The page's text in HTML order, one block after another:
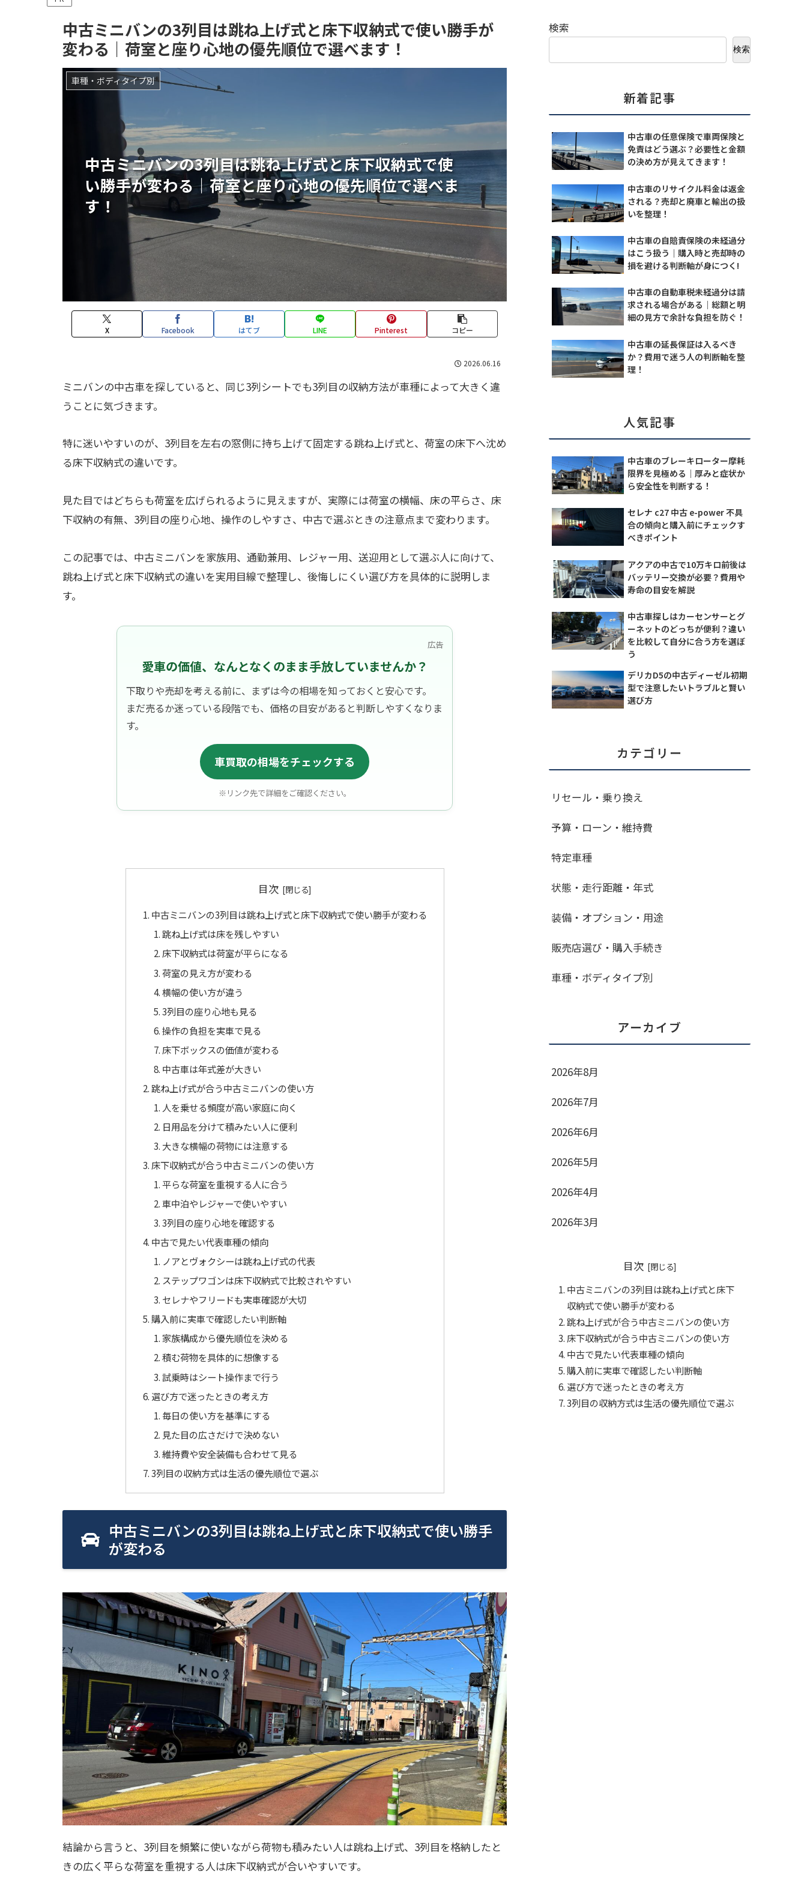
中古ミニバンの3列目は跳ね上げ式と床下収納式で使い勝手が
変わる｜荷室と座り心地の優先順位で選べます！
中古ミニバンの3列目は跳ね上げ式と床下収納式で使
い勝手が変わる｜荷室と座り心地の優先順位で選べま
す！
車種・ボディタイプ別
X Facebook はてブ LINE Pinterest コピー
2026.06.16
ミニバンの中古車を探していると、同じ3列シートでも3列目の収納方法が車種によって大きく違
うことに気づきます。
特に迷いやすいのが、3列目を左右の窓側に持ち上げて固定する跳ね上げ式と、荷室の床下へ沈め
る床下収納式の違いです。
見た目ではどちらも荷室を広げられるように見えますが、実際には荷室の横幅、床の平らさ、床
下収納の有無、3列目の座り心地、操作のしやすさ、中古で選ぶときの注意点まで変わります。
この記事では、中古ミニバンを家族用、通勤兼用、レジャー用、送迎用として選ぶ人に向けて、
跳ね上げ式と床下収納式の違いを実用目線で整理し、後悔しにくい選び方を具体的に説明しま
す。
広告
愛車の価値、なんとなくのまま手放していませんか？
下取りや売却を考える前に、まずは今の相場を知っておくと安心です。
まだ売るか迷っている段階でも、価格の目安があると判断しやすくなりま
す。
車買取の相場をチェックする
※リンク先で詳細をご確認ください。
目次
中古ミニバンの3列目は跳ね上げ式と床下収納式で使い勝手が変わる
跳ね上げ式は床を残しやすい
床下収納式は荷室が平らになる
荷室の見え方が変わる
横幅の使い方が違う
3列目の座り心地も見る
操作の負担を実車で見る
床下ボックスの価値が変わる
中古車は年式差が大きい
跳ね上げ式が合う中古ミニバンの使い方
人を乗せる頻度が高い家庭に向く
日用品を分けて積みたい人に便利
大きな横幅の荷物には注意する
床下収納式が合う中古ミニバンの使い方
平らな荷室を重視する人に合う
車中泊やレジャーで使いやすい
3列目の座り心地を確認する
中古で見たい代表車種の傾向
ノアとヴォクシーは跳ね上げ式の代表
ステップワゴンは床下収納式で比較されやすい
セレナやフリードも実車確認が大切
購入前に実車で確認したい判断軸
家族構成から優先順位を決める
積む荷物を具体的に想像する
試乗時はシート操作まで行う
選び方で迷ったときの考え方
毎日の使い方を基準にする
見た目の広さだけで決めない
維持費や安全装備も合わせて見る
3列目の収納方式は生活の優先順位で選ぶ
中古ミニバンの3列目は跳ね上げ式と床下収納式で使い勝手
が変わる
結論から言うと、3列目を頻繁に使いながら荷物も積みたい人は跳ね上げ式、3列目を格納したと
きの広く平らな荷室を重視する人は床下収納式が合いやすいです。
検索
検索
新着記事
中古車の任意保険で車両保険と
免責はどう選ぶ？必要性と金額
の決め方が見えてきます！
中古車のリサイクル料金は返金
される？売却と廃車と輸出の扱
いを整理！
中古車の自賠責保険の未経過分
はこう扱う｜購入時と売却時の
損を避ける判断軸が身につく!
中古車の自動車税未経過分は請
求される場合がある｜総額と明
細の見方で余計な負担を防ぐ！
中古車の延長保証は入るべき
か？費用で迷う人の判断軸を整
理！
人気記事
中古車のブレーキローター摩耗
限界を見極める｜厚みと症状か
ら安全性を判断する！
セレナ c27 中古 e-power 不具
合の傾向と購入前にチェックす
べきポイント
アクアの中古で10万キロ前後は
バッテリー交換が必要？費用や
寿命の目安を解説
中古車探しはカーセンサーとグ
ーネットのどっちが便利？違い
を比較して自分に合う方を選ぼ
う
デリカD5の中古ディーゼル初期
型で注意したいトラブルと賢い
選び方
カテゴリー
リセール・乗り換え
予算・ローン・維持費
特定車種
状態・走行距離・年式
装備・オプション・用途
販売店選び・購入手続き
車種・ボディタイプ別
アーカイブ
2026年8月
2026年7月
2026年6月
2026年5月
2026年4月
2026年3月
目次
中古ミニバンの3列目は跳ね上げ式と床下
収納式で使い勝手が変わる
跳ね上げ式が合う中古ミニバンの使い方
床下収納式が合う中古ミニバンの使い方
中古で見たい代表車種の傾向
購入前に実車で確認したい判断軸
選び方で迷ったときの考え方
3列目の収納方式は生活の優先順位で選ぶ